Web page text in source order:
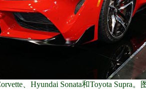
、Hyundai Sonata和Toyota Supra